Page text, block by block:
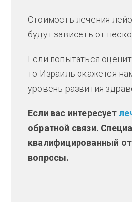
Стоимость лечения
будут зависеть от
Если попытаться
то Израиль окажется
уровень развития
Если вас интересует
обратной связи.
квалифицированный
вопросы.